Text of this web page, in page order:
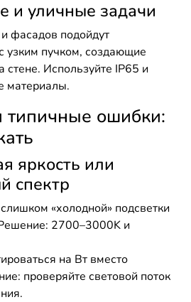
и уличные задачи
фасадов подойдут
узким пучком, создающие
стене. Используйте IP65 и
материалы.
типичные ошибки:
яркость или
спектр
«холодной» подсветки
2700–3000K и
на Вт вместо
проверяйте световой поток